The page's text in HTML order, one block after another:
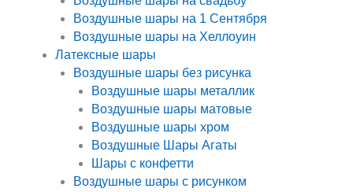
Воздушные шары на 1 Сентября
Воздушные шары на Хеллоуин
Латексные шары
Воздушные шары без рисунка
Воздушные шары металлик
Воздушные шары матовые
Воздушные шары хром
Воздушные Шары Агаты
Шары с конфетти
Воздушные шары с рисунком